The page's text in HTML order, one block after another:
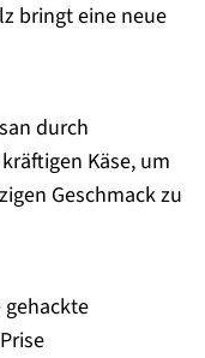
bringt eine neue
durch
Käse, um
Geschmack zu